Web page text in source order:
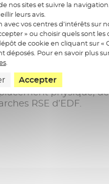
le TEM a permis de
des supports
d’entreprise). »
TEM pour la DTEAM
Multi-métiers
une
sont croisées avec
physique,
RSE d’EDF.
nos sites et suivre la navigation.
leurs avis.
vos centres d’intérêts sur
» ou choisir quels sont
de cookie en cliquant sur «
Pour en savoir plus
.
Accepter